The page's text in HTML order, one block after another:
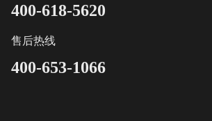
400-618-5620
售后热线
400-653-1066